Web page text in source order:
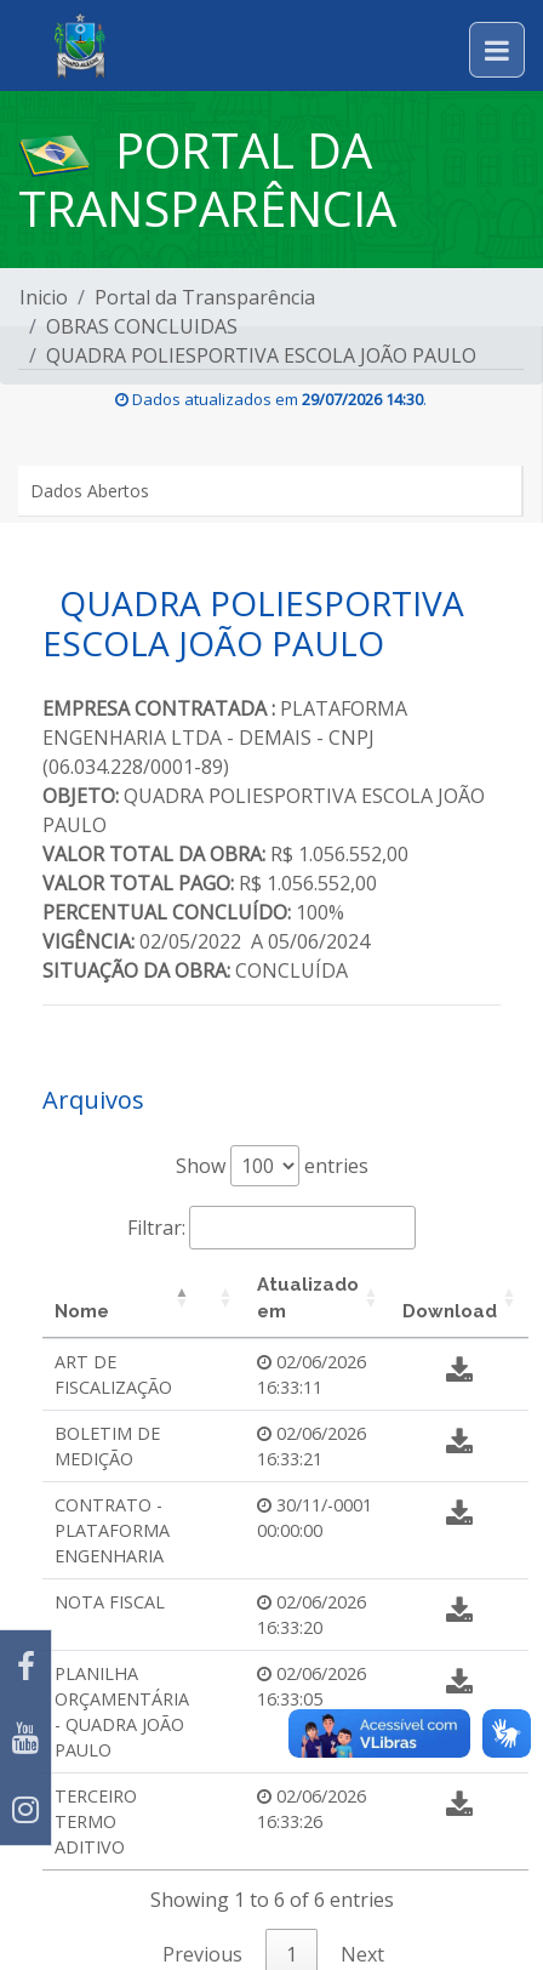
PORTAL DA
TRANSPARÊNCIA
Inicio
Portal da Transparência
OBRAS CONCLUIDAS
QUADRA POLIESPORTIVA ESCOLA JOÃO PAULO
Dados atualizados em 29/07/2026 14:30.
Dados Abertos
QUADRA POLIESPORTIVA
ESCOLA JOÃO PAULO
EMPRESA CONTRATADA : PLATAFORMA
ENGENHARIA LTDA - DEMAIS - CNPJ
(06.034.228/0001-89)
OBJETO:QUADRA POLIESPORTIVA ESCOLA JOÃO
PAULO
VALOR TOTAL DA OBRA: R$ 1.056.552,00
VALOR TOTAL PAGO: R$ 1.056.552,00
PERCENTUAL CONCLUÍDO: 100%
VIGÊNCIA:02/05/2022 A 05/06/2024
SITUAÇÃO DA OBRA:CONCLUÍDA
Arquivos
Show entries
Filtrar:
Nome
Atualizado
em
Download
ART DE
FISCALIZAÇÃO
02/06/2026
16:33:11
BOLETIM DE
MEDIÇÃO
02/06/2026
16:33:21
CONTRATO -
PLATAFORMA
ENGENHARIA
30/11/-0001
00:00:00
NOTA FISCAL
02/06/2026
16:33:20
PLANILHA
ORÇAMENTÁRIA
- QUADRA JOÃO
PAULO
02/06/2026
16:33:05
TERCEIRO
TERMO
ADITIVO
02/06/2026
16:33:26
Showing 1 to 6 of 6 entries
Previous 1 Next